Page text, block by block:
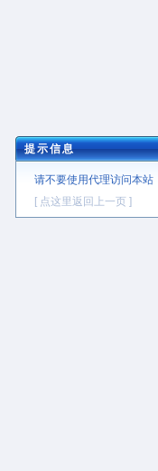
提示信息
请不要使用代理访问本站
[ 点这里返回上一页 ]